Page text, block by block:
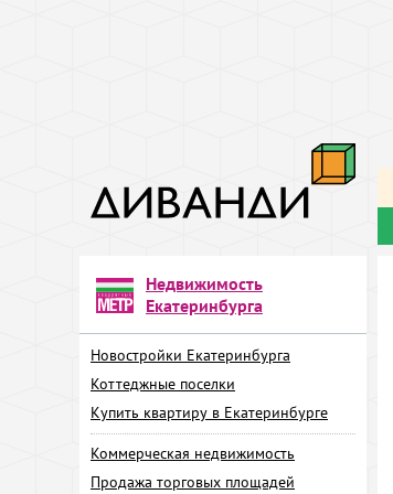
Недвижимость
Екатеринбурга
Новостройки Екатеринбурга
Коттеджные поселки
Купить квартиру в Екатеринбурге
Коммерческая недвижимость
Продажа торговых площадей